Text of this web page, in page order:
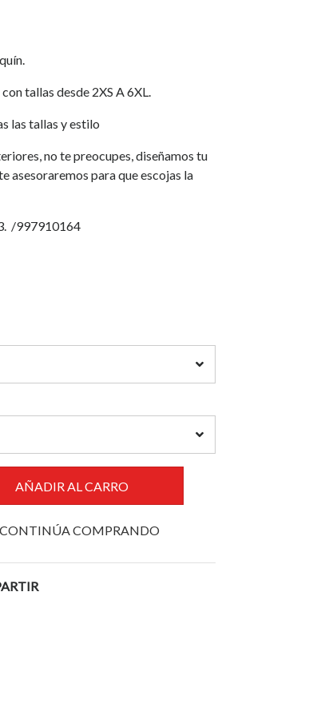
tallas desde 2XS A 6XL.
las tallas y estilo
no te preocupes, diseñamos tu
asesoraremos para que escojas la
/997910164
COMPRANDO